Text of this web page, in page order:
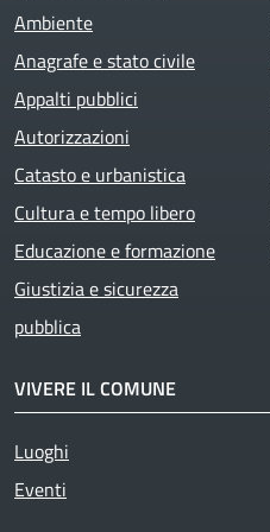
Ambiente
Anagrafe e stato civile
Appalti pubblici
Autorizzazioni
Catasto e urbanistica
Cultura e tempo libero
Educazione e formazione
Giustizia e sicurezza
pubblica
VIVERE IL COMUNE
Luoghi
Eventi